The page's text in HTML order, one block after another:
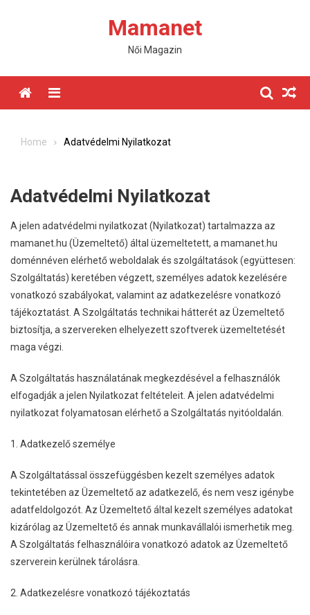
Mamanet
Női Magazin
Menu
Home Adatvédelmi Nyilatkozat
Adatvédelmi Nyilatkozat
A jelen adatvédelmi nyilatkozat (Nyilatkozat) tartalmazza az
mamanet.hu (Üzemeltető) által üzemeltetett, a mamanet.hu
doménnéven elérhető weboldalak és szolgáltatások (együttesen:
Szolgáltatás) keretében végzett, személyes adatok kezelésére
vonatkozó szabályokat, valamint az adatkezelésre vonatkozó
tájékoztatást. A Szolgáltatás technikai hátterét az Üzemeltető
biztosítja, a szervereken elhelyezett szoftverek üzemeltetését
maga végzi.
A Szolgáltatás használatának megkezdésével a felhasználók
elfogadják a jelen Nyilatkozat feltételeit. A jelen adatvédelmi
nyilatkozat folyamatosan elérhető a Szolgáltatás nyitóoldalán.
1. Adatkezelő személye
A Szolgáltatással összefüggésben kezelt személyes adatok
tekintetében az Üzemeltető az adatkezelő, és nem vesz igénybe
adatfeldolgozót. Az Üzemeltető által kezelt személyes adatokat
kizárólag az Üzemeltető és annak munkavállalói ismerhetik meg.
A Szolgáltatás felhasználóira vonatkozó adatok az Üzemeltető
szerverein kerülnek tárolásra.
2. Adatkezelésre vonatkozó tájékoztatás